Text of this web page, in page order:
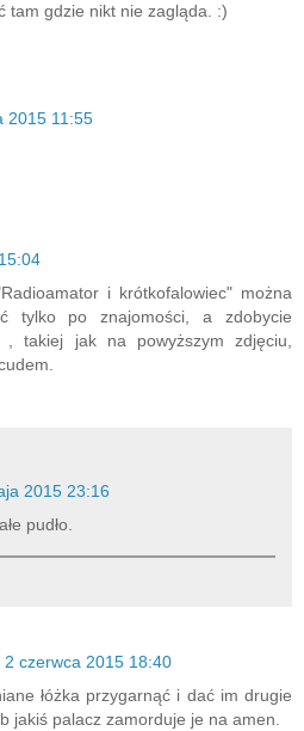
tam gdzie nikt nie zagląda. :)
2015 11:55
i krótkofalowiec" można
tylko po znajomości, a zdobycie
, takiej jak na powyższym zdjęciu,
2015 23:16
pudło.
2 czerwca 2015 18:40
łóżka przygarnąć i dać im drugie
jakiś palacz zamorduje je na amen.